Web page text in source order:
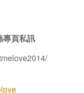
專頁私訊